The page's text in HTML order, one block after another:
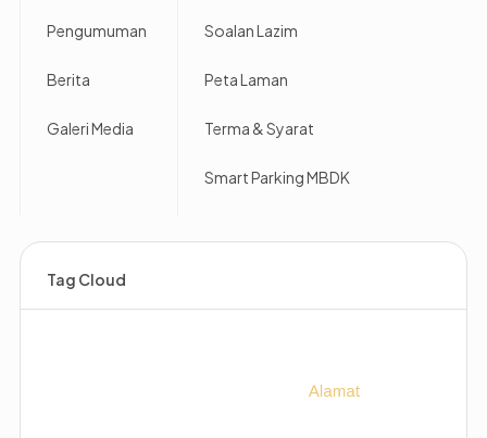
Pengumuman
Berita
Galeri Media
Soalan Lazim
Peta Laman
Terma & Syarat
Smart Parking MBDK
Tag Cloud